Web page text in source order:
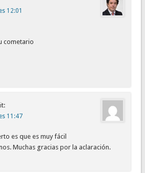
12:01
cometario
11:47
es que es muy fácil
Muchas gracias por la aclaración.